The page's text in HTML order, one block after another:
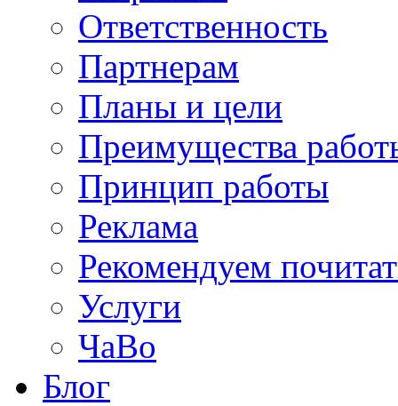
Ответственность
Партнерам
Планы и цели
Преимущества
Принцип работы
Реклама
Рекомендуем
Услуги
ЧаВо
Блог